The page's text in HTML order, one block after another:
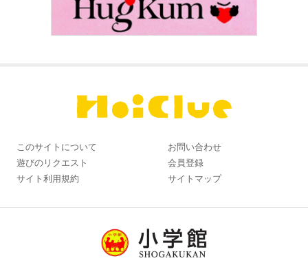
このサイトについて
お問い合わせ
遊びのリクエスト
会員登録
サイト利用規約
サイトマップ